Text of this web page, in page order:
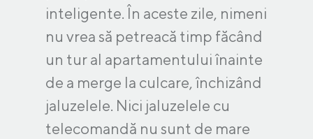
inteligente. În aceste zile, nimeni
nu vrea să petreacă timp făcând
un tur al apartamentului înainte
de a merge la culcare, închizând
jaluzelele. Nici jaluzelele cu
telecomandă nu sunt de mare